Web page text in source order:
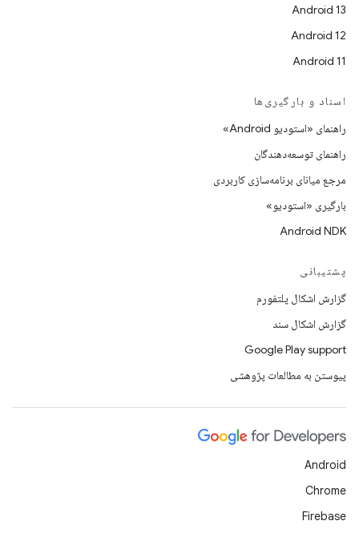
Android 13
Android 12
Android 11
اسناد و بارگیری‌ها
راهنمای «استودیو Android»
راهنمای توسعه‌دهندگان
مرجع میانای برنامه‌سازی کاربردی
بارگیری «استودیو»
Android NDK
پشتیبانی
گزارش اشکال پلتفورم
گزارش اشکال سند
Google Play support
پیوستن به مطالعات پژوهشی
Android
Chrome
Firebase